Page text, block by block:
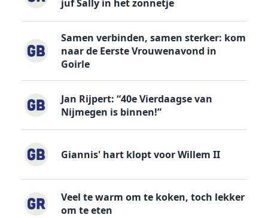
juf Sally in het zonnetje
Samen verbinden, samen sterker: kom
naar de Eerste Vrouwenavond in
Goirle
Jan Rijpert: “40e Vierdaagse van
Nijmegen is binnen!”
Giannis' hart klopt voor Willem II
Veel te warm om te koken, toch lekker
om te eten